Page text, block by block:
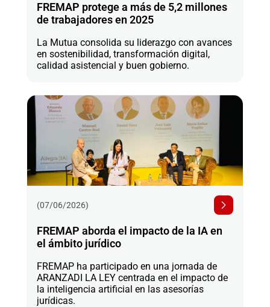
FREMAP protege a más de 5,2 millones
de trabajadores en 2025
La Mutua consolida su liderazgo con avances
en sostenibilidad, transformación digital,
calidad asistencial y buen gobierno.
(07/06/2026)
FREMAP aborda el impacto de la IA en
el ámbito jurídico
FREMAP ha participado en una jornada de
ARANZADI LA LEY centrada en el impacto de
la inteligencia artificial en las asesorías
jurídicas.